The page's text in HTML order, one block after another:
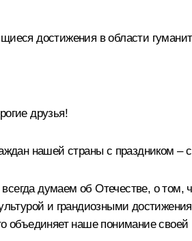
достижения в области
друзья!
нашей страны с праздником –
думаем об Отечестве, о том,
и грандиозными
объединяет наше понимание